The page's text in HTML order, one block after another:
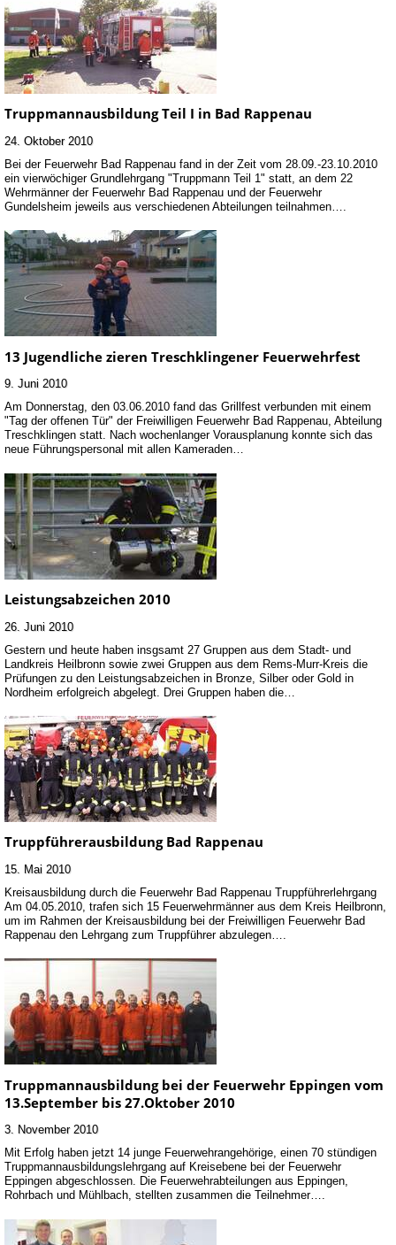
Truppmannausbildung Teil I in Bad Rappenau
24. Oktober 2010
Bei der Feuerwehr Bad Rappenau fand in der Zeit vom 28.09.-23.10.2010
ein vierwöchiger Grundlehrgang "Truppmann Teil 1" statt, an dem 22
Wehrmänner der Feuerwehr Bad Rappenau und der Feuerwehr
Gundelsheim jeweils aus verschiedenen Abteilungen teilnahmen….
13 Jugendliche zieren Treschklingener Feuerwehrfest
9. Juni 2010
Am Donnerstag, den 03.06.2010 fand das Grillfest verbunden mit einem
"Tag der offenen Tür" der Freiwilligen Feuerwehr Bad Rappenau, Abteilung
Treschklingen statt. Nach wochenlanger Vorausplanung konnte sich das
neue Führungspersonal mit allen Kameraden…
Leistungsabzeichen 2010
26. Juni 2010
Gestern und heute haben insgsamt 27 Gruppen aus dem Stadt- und
Landkreis Heilbronn sowie zwei Gruppen aus dem Rems-Murr-Kreis die
Prüfungen zu den Leistungsabzeichen in Bronze, Silber oder Gold in
Nordheim erfolgreich abgelegt. Drei Gruppen haben die…
Truppführerausbildung Bad Rappenau
15. Mai 2010
Kreisausbildung durch die Feuerwehr Bad Rappenau Truppführerlehrgang
Am 04.05.2010, trafen sich 15 Feuerwehrmänner aus dem Kreis Heilbronn,
um im Rahmen der Kreisausbildung bei der Freiwilligen Feuerwehr Bad
Rappenau den Lehrgang zum Truppführer abzulegen….
Truppmannausbildung bei der Feuerwehr Eppingen vom
13.September bis 27.Oktober 2010
3. November 2010
Mit Erfolg haben jetzt 14 junge Feuerwehrangehörige, einen 70 stündigen
Truppmannausbildungslehrgang auf Kreisebene bei der Feuerwehr
Eppingen abgeschlossen. Die Feuerwehrabteilungen aus Eppingen,
Rohrbach und Mühlbach, stellten zusammen die Teilnehmer….